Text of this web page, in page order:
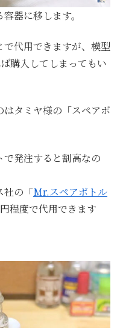
器に移します。
代用できますが、模型
購入してしまってもい
タミヤ様の「スペアボ
発注すると割高なの
社の「Mr.スペアボトル
程度で代用できます